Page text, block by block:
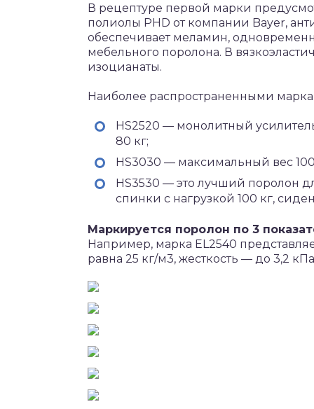
В рецептуре первой марки
полиолы PHD от компании Bayer,
обеспечивает меламин,
мебельного поролона. В
изоцианаты.
Наиболее распространенными
HS2520 — монолитный
80 кг;
HS3030 — максимальный вес
HS3530 — это лучший поролон
спинки с нагрузкой 100 кг,
Маркируется поролон по 3
Например, марка EL2540
равна 25 кг/м3, жесткость — до 3,2